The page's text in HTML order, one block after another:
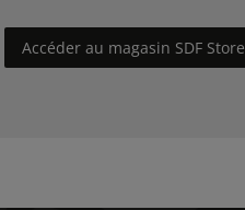
Accéder au magasin SDF Store